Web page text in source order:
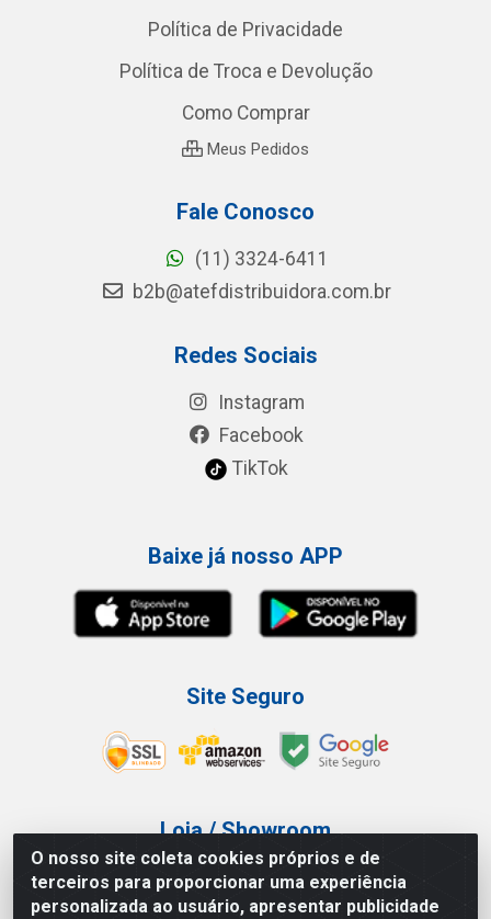
O nosso site coleta cookies próprios e de
terceiros para proporcionar uma experiência
personalizada ao usuário, apresentar publicidade
Política de Privacidade
Política de Troca e Devolução
Como Comprar
Meus Pedidos
Fale Conosco
(11) 3324-6411
b2b@atefdistribuidora.com.br
Redes Sociais
Instagram
Facebook
TikTok
Baixe já nosso APP
Site Seguro
Loja / Showroom
Tel.: (11) 3227-0546
Av Vautier, 587/597 - Pari - São Paulo/SP